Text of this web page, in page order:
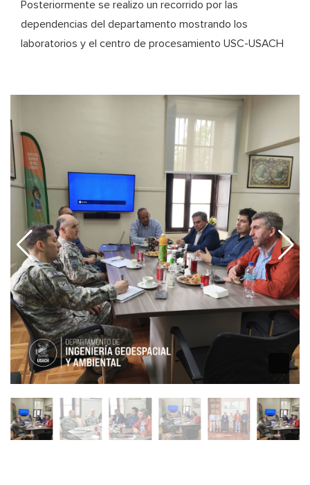
Posteriormente se realizo un recorrido por las
dependencias del departamento mostrando los
laboratorios y el centro de procesamiento USC-USACH